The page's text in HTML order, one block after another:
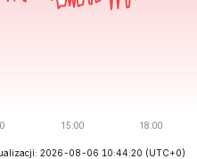
2026-08-06 10:44:20 (UTC+0)